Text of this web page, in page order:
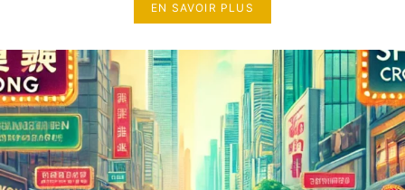
EN SAVOIR PLUS